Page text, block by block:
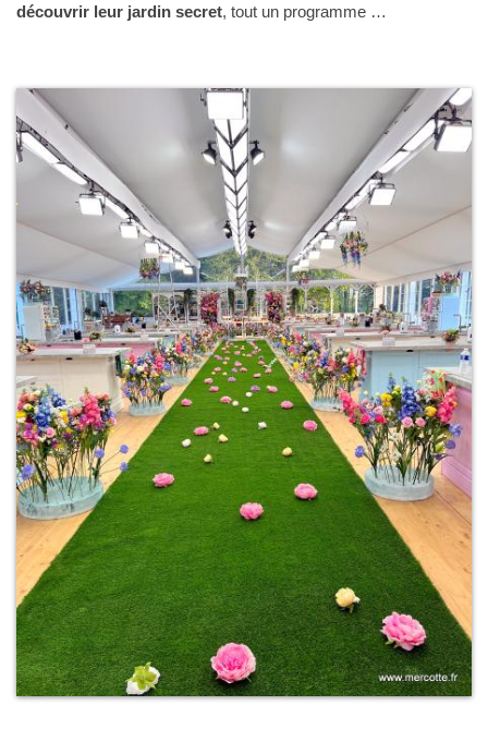
découvrir leur jardin secret, tout un programme …